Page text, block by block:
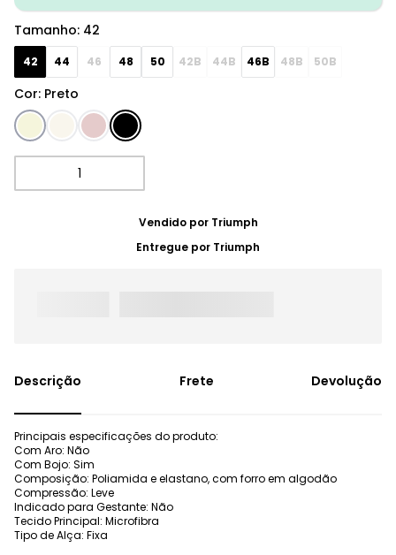
Cor: Preto
Tamanho: 42
42 44 46 48 50 42B 44B 46B 48B 50B
Vendido por Triumph
Entregue por Triumph
Frete Devolução
Principais especificações do produto:
Com Aro: Não
Com Bojo: Sim
Composição: Poliamida e elastano, com forro em algodão
Compressão: Leve
Indicado para Gestante: Não
Tecido Principal: Microfibra
Tipo de Alça: Fixa